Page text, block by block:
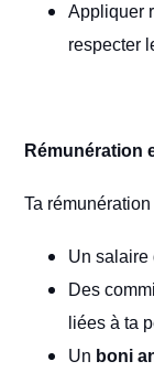
Appliquer
respecter
Rémunération
Ta
Un salaire
Des
liées à ta
Un boni